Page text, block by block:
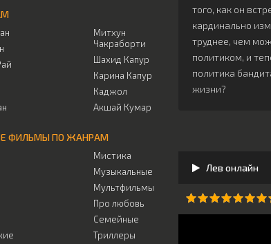
того, как он
кардинально
труднее, чем
политиком, и
политика
жизни?
Лев онлайн
Митхун
Чакраборти
Шахид Капур
Карина Капур
Каджол
Акшай Кумар
ФИЛЬМЫ ПО ЖАНРАМ
Мистика
Музыкальные
Мультфильмы
Про любовь
Семейные
Триллеры